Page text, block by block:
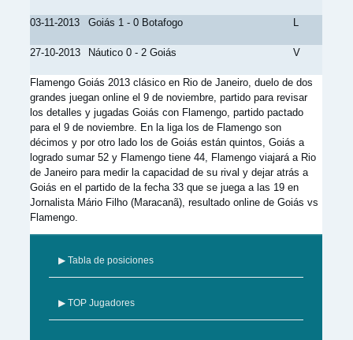
03-11-2013 Goiás 1 - 0 Botafogo L
27-10-2013 Náutico 0 - 2 Goiás V
Flamengo Goiás 2013 clásico en Rio de Janeiro, duelo de dos
grandes juegan online el 9 de noviembre, partido para revisar
los detalles y jugadas Goiás con Flamengo, partido pactado
para el 9 de noviembre. En la liga los de Flamengo son
décimos y por otro lado los de Goiás están quintos, Goiás a
logrado sumar 52 y Flamengo tiene 44, Flamengo viajará a Rio
de Janeiro para medir la capacidad de su rival y dejar atrás a
Goiás en el partido de la fecha 33 que se juega a las 19 en
Jornalista Mário Filho (Maracanã), resultado online de Goiás vs
Flamengo.
▶ Tabla de posiciones
▶ TOP Jugadores